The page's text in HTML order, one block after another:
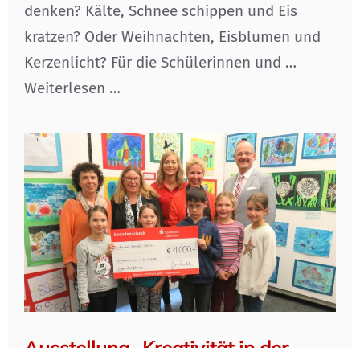
denken? Kälte, Schnee schippen und Eis
kratzen? Oder Weihnachten, Eisblumen und
Kerzenlicht? Für die Schülerinnen und …
Weiterlesen …